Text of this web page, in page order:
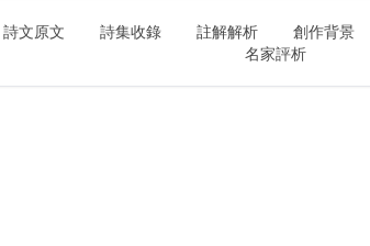
詩文原文 詩集收錄 註解解析 創作背景
名家評析